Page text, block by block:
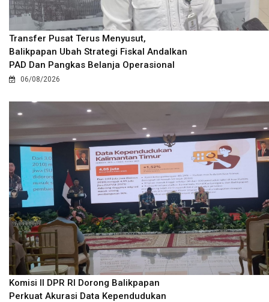
Transfer Pusat Terus Menyusut,
Balikpapan Ubah Strategi Fiskal Andalkan
PAD Dan Pangkas Belanja Operasional
06/08/2026
Komisi II DPR RI Dorong Balikpapan
Perkuat Akurasi Data Kependudukan